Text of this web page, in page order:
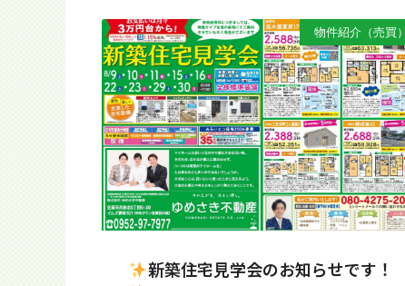
物件紹介（売買）
新築住宅見学会のお知らせです！